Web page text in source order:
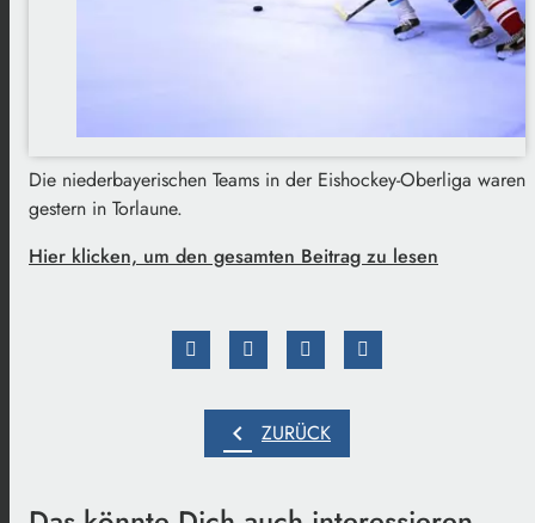
Die niederbayerischen Teams in der Eishockey-Oberliga waren
gestern in Torlaune.
Hier klicken, um den gesamten Beitrag zu lesen
chevron_left ZURÜCK